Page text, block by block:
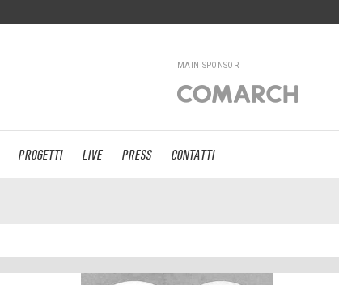
MAIN SPONSOR
PROGETTI LIVE PRESS CONTATTI